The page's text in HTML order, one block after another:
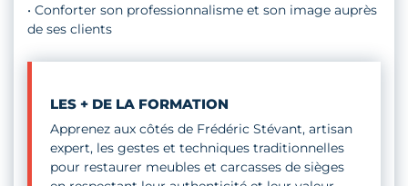
• Conforter son professionnalisme et son image auprès
de ses clients
LES + DE LA FORMATION
Apprenez aux côtés de Frédéric Stévant, artisan
expert, les gestes et techniques traditionnelles
pour restaurer meubles et carcasses de sièges